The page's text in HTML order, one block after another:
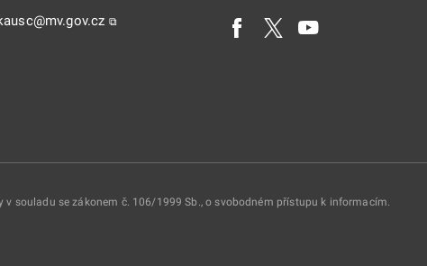
⧉
souladu se zákonem č. 106/1999 Sb., o svobodném přístupu k informacím.